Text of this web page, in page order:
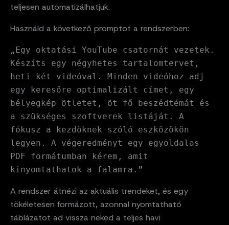
teljesen automatizálhatjuk.
Használd a következő promptot a rendszerben:
„Egy oktatási YouTube csatornát vezetek.
Készíts egy négyhetes tartalomtervet,
heti két videóval. Minden videóhoz adj
egy keresőre optimalizált címet, egy
bélyegkép ötletet, öt fő beszédtémát és
a szükséges szoftverek listáját. A
fókusz a kezdőknek szóló eszközökön
legyen. A végeredményt egy egyoldalas
PDF formátumban kérem, amit
kinyomtathatok a falamra.”
A rendszer átnézi az aktuális trendeket, és egy
tökéletesen formázott, azonnal nyomtatható
táblázatot ad vissza neked a teljes havi